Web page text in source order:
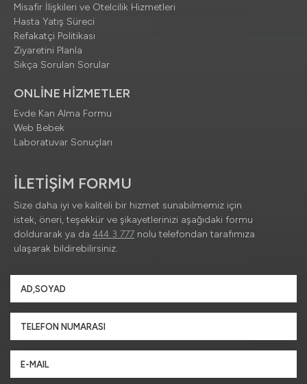
Misafir İlişkileri ve Otelcilik Hizmetleri
Hasta Yatış Süreci
Refakatçi Politikası
Ziyaretini Planla
Sıkça Sorulan Sorular
ONLİNE HİZMETLER
Evde Kan Alma Formu
Web Bebek
Laboratuvar Sonuçları
İLETİŞİM FORMU
Size daha iyi ve kaliteli bir hizmet sunabilmemiz için
istek, öneri, teşekkür ve şikayetlerinizi aşağıdaki formu
doldurarak ya da 444 3 777 nolu telefondan tarafımıza
ulaşarak bildirebilirsiniz.